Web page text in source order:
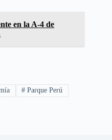
en la A-4 de
# Parque Perú